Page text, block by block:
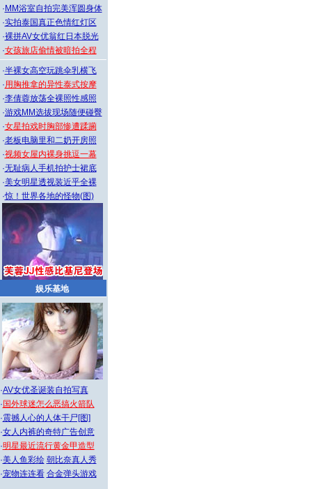
· MM浴室自拍完美浑圆身体
·实拍泰国真正色情红灯区
·裸拼AV女优翁红日本脱光
·女孩旅店偷情被暗拍全程
·半裸女高空玩跳伞乳横飞
·用胸推拿的异性泰式按摩
·李倩蓉放荡全裸照性感照
·游戏MM选拔现场随便碰臀
·女星拍戏时胸部惨遭蹂躏
·老板电脑里和二奶开房照
·视频女屋内裸身挑逗一幕
·无耻病人手机拍护士裙底
·美女明星透视装近乎全裸
·惊！世界各地的怪物(图)
娱乐基地
·AV女优圣诞装自拍写真
· 国外球迷怎么恶搞火箭队
·震撼人心的人体干尸[图]
·女人内裤的奇特广告创意
·明星最近流行黄金甲造型
·美人鱼彩绘 朝比奈真人秀
·宠物连连看 合金弹头游戏